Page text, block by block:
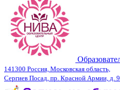
141300 Россия, Московская область,
Сергиев Посад, пр. Красной Армии, д.